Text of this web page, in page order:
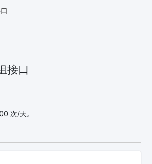
接口
次/天。